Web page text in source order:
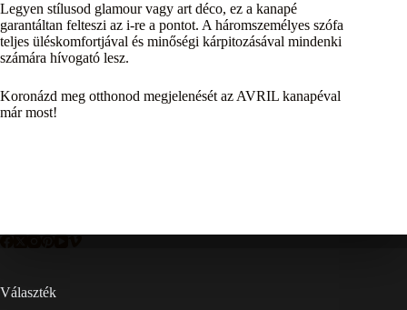
Legyen stílusod glamour vagy art déco, ez a kanapé
garantáltan felteszi az i-re a pontot. A háromszemélyes szófa
teljes üléskomfortjával és minőségi kárpitozásával mindenki
számára hívogató lesz.
Koronázd meg otthonod megjelenését az AVRIL kanapéval
már most!
Választék